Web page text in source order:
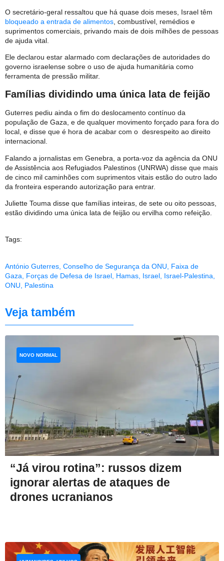
O secretário-geral ressaltou que há quase dois meses, Israel têm
bloqueado a entrada de alimentos , combustível, remédios e
suprimentos comerciais, privando mais de dois milhões de pessoas
de ajuda vital.
Ele declarou estar alarmado com declarações de autoridades do
governo israelense sobre o uso de ajuda humanitária como
ferramenta de pressão militar.
Famílias dividindo uma única lata de feijão
Guterres pediu ainda o fim do deslocamento contínuo da
população de Gaza, e de qualquer movimento forçado para fora do
local, e disse que é hora de acabar com o desrespeito ao direito
internacional.
Falando a jornalistas em Genebra, a porta-voz da agência da ONU
de Assistência aos Refugiados Palestinos (UNRWA) disse que mais
de cinco mil caminhões com suprimentos vitais estão do outro lado
da fronteira esperando autorização para entrar.
Juliette Touma disse que famílias inteiras, de sete ou oito pessoas,
estão dividindo uma única lata de feijão ou ervilha como refeição.
Tags:
António Guterres Conselho de Segurança da ONU
Faixa de
Gaza
Forças de Defesa de Israel Hamas Israel Israel-Palestina
ONU
Palestina
Veja também
“Já virou rotina”: russos dizem
ignorar alertas de ataques de
drones ucranianos
NOVO NORMAL